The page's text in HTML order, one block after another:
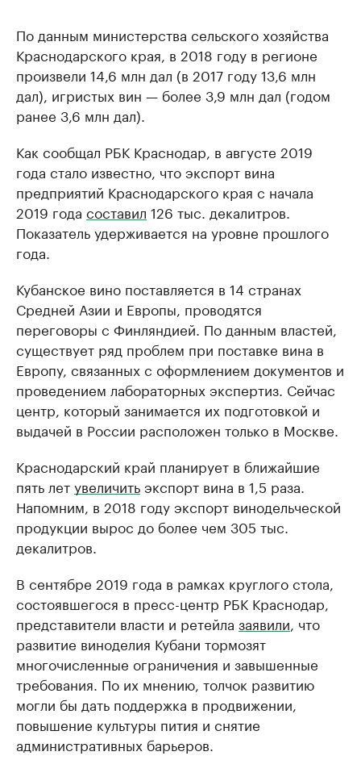
По данным министерства сельского хозяйства
Краснодарского края, в 2018 году в регионе
произвели 14,6 млн дал (в 2017 году 13,6 млн
дал), игристых вин — более 3,9 млн дал (годом
ранее 3,6 млн дал).
Как сообщал РБК Краснодар, в августе 2019
года стало известно, что экспорт вина
предприятий Краснодарского края с начала
2019 года составил 126 тыс. декалитров.
Показатель удерживается на уровне прошлого
года.
Кубанское вино поставляется в 14 странах
Средней Азии и Европы, проводятся
переговоры с Финляндией. По данным властей,
существует ряд проблем при поставке вина в
Европу, связанных с оформлением документов и
проведением лабораторных экспертиз. Сейчас
центр, который занимается их подготовкой и
выдачей в России расположен только в Москве.
Краснодарский край планирует в ближайшие
пять летувеличитьэкспорт вина в 1,5 раза.
Напомним, в 2018 году экспорт винодельческой
продукции вырос до более чем 305 тыс.
декалитров.
В сентябре 2019 года в рамках круглого стола,
состоявшегося в пресс-центр РБК Краснодар,
представители власти и ретейла заявили, что
развитие виноделия Кубани тормозят
многочисленные ограничения и завышенные
требования. По их мнению, толчок развитию
могли бы дать поддержка в продвижении,
повышение культуры пития и снятие
административных барьеров.